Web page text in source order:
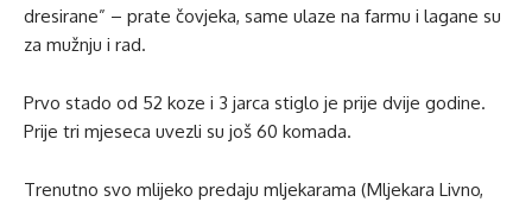
dresirane” – prate čovjeka, same ulaze na farmu i lagane su
za mužnju i rad.
Prvo stado od 52 koze i 3 jarca stiglo je prije dvije godine.
Prije tri mjeseca uvezli su još 60 komada.
Trenutno svo mlijeko predaju mljekarama (Mljekara Livno,